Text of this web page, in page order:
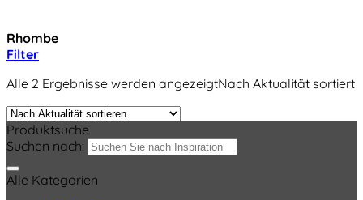
Rhombe
Filter
Alle 2 Ergebnisse werden angezeigtNach Aktualität sortiert
Produktsuche
Suchen nach:
Alle Kategorien